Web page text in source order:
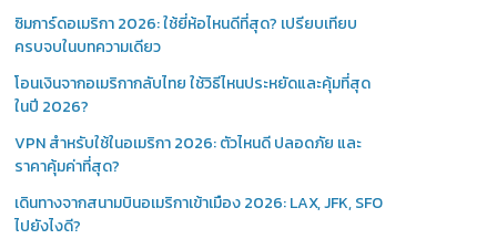
ซิมการ์ดอเมริกา 2026: ใช้ยี่ห้อไหนดีที่สุด? เปรียบเทียบ
ครบจบในบทความเดียว
โอนเงินจากอเมริกากลับไทย ใช้วิธีไหนประหยัดและคุ้มที่สุด
ในปี 2026?
VPN สำหรับใช้ในอเมริกา 2026: ตัวไหนดี ปลอดภัย และ
ราคาคุ้มค่าที่สุด?
เดินทางจากสนามบินอเมริกาเข้าเมือง 2026: LAX, JFK, SFO
ไปยังไงดี?